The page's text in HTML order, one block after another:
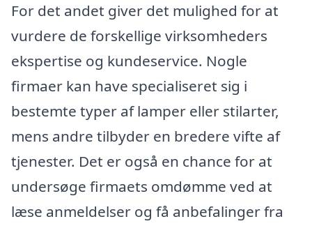
For det andet giver det mulighed for at
vurdere de forskellige virksomheders
ekspertise og kundeservice. Nogle
firmaer kan have specialiseret sig i
bestemte typer af lamper eller stilarter,
mens andre tilbyder en bredere vifte af
tjenester. Det er også en chance for at
undersøge firmaets omdømme ved at
læse anmeldelser og få anbefalinger fra